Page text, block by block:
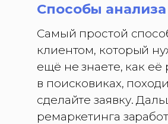
Способы
Самый простой
клиентом, который
ещё не знаете, как её
в поисковиках,
сделайте заявку.
ремаркетинга